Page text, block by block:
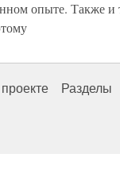
опыте. Также и
Разделы